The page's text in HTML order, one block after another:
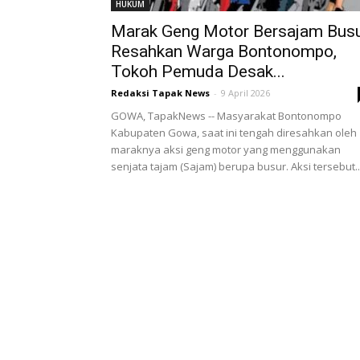
HUKUM
Marak Geng Motor Bersajam
Resahkan Warga Bontonompo,
Tokoh Pemuda Desak...
Redaksi Tapak News - 9 April 2026
GOWA, TapakNews -- Masyarakat Bontonompo
Kabupaten Gowa, saat ini tengah diresahkan oleh
maraknya aksi geng motor yang menggunakan
senjata tajam (Sajam) berupa busur. Aksi